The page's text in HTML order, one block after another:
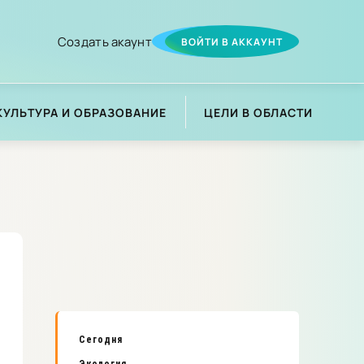
Создать акаунт ВОЙТИ В АККАУНТ
И ОБРАЗОВАНИЕ ЦЕЛИ В ОБЛАСТИ
Сегодня